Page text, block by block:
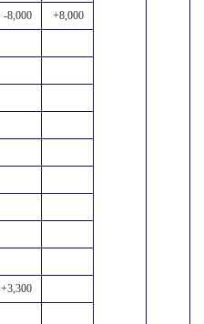
-8,000 +8,000
+3,300